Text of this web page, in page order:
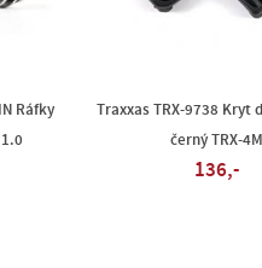
Ráfky
Traxxas TRX-9738 Kryt
černý TRX-4M
136,-